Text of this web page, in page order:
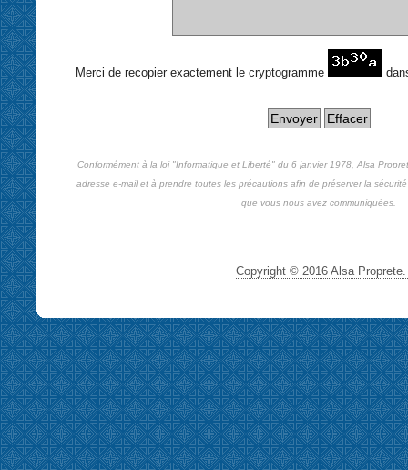
Merci de recopier exactement le cryptogramme
Conformément à la loi "Informatique et Liberté" du 6 janvier 1978, Alsa
adresse e-mail et à prendre toutes les précautions afin de préserver la
que vous nous avez communiquées.
Copyright © 2016 Alsa